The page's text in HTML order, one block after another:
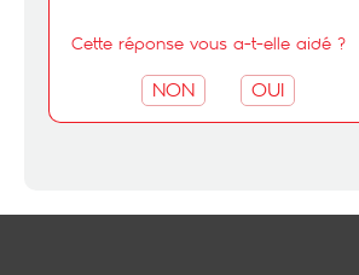
Cette réponse vous a-t-elle aidé ?
NON OUI